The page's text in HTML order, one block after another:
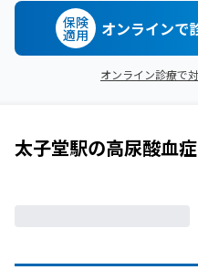
保険
適用 オンラインで
オンライン診療で
太子堂駅の高尿酸血症